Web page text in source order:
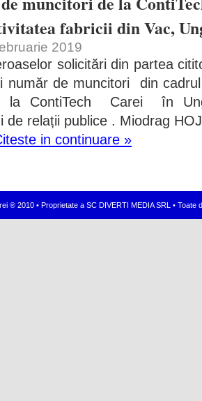
fabricii din Vac,
2019
solicitări din partea
număr de muncitori din
la ContiTech Carei în
de relații publice . Miodrag
in continuare »
® 2010 • Proprietate a SC DIVERTI MEDIA SRL •